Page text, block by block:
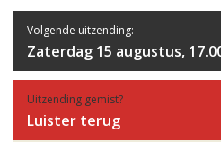
Volgende uitzending:
Zaterdag 15 augustus,
Uitzending gemist?
Luister terug